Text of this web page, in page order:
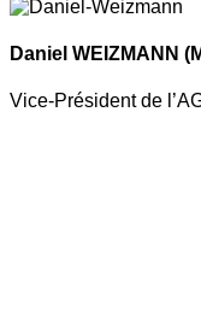
Daniel WEIZMANN
Vice-Président de